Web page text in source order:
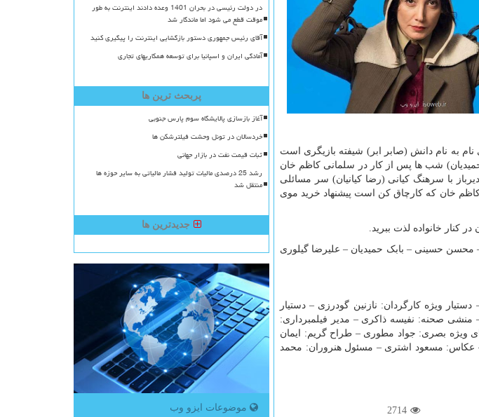
به نام دانش (صابر ابر) شیفته بازیگری است
شب ها پس از کار در سلمانی کاظم خان
با سرهنگ کیانی (رضا کیانیان) سر مسائلی
خان که کارچاق کن است پیشنهاد خرید موی
کنار خانواده لذت ببرید.
محسن حسینی – بابک حمیدیان – علیرضا گیلوری
ویژه کارگردان: نازنین گودرزی – دستیار
صحنه: نفیسه ذاکری – مدیر فیلمبرداری:
بصری: جواد مطوری – طراح گریم: ایمان
– عکاس: مسعود اشتری – مسئول هنروران: محمد
2714
در دولت رئیسی در بحران 1401 وعده دادند اینترنت به طور
موقت قطع می شود اما ماندگار شد
آقای رئیس جمهوری دستور بازگشایی اینترنت را پیگیری کنید
آمادگی ایران و اسپانیا برای توسعه همکاریهای تجاری
پربحث ترین ها
آغاز بازسازی پالایشگاه سوم پارس جنوبی
خردسالان در تونل وحشت فیلترشکن ها
ثبات قیمت نفت در بازار جهانی
رشد 25 درصدی مالیات تولید فشار مالیاتی به سایر حوزه ها
منتقل شد
جدیدترین ها
موضوعات ایزو وب